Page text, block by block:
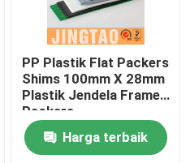
PP Plastik Flat Packers
Shims 100mm X 28mm
Plastik Jendela Frame
Packers
Harga terbaik